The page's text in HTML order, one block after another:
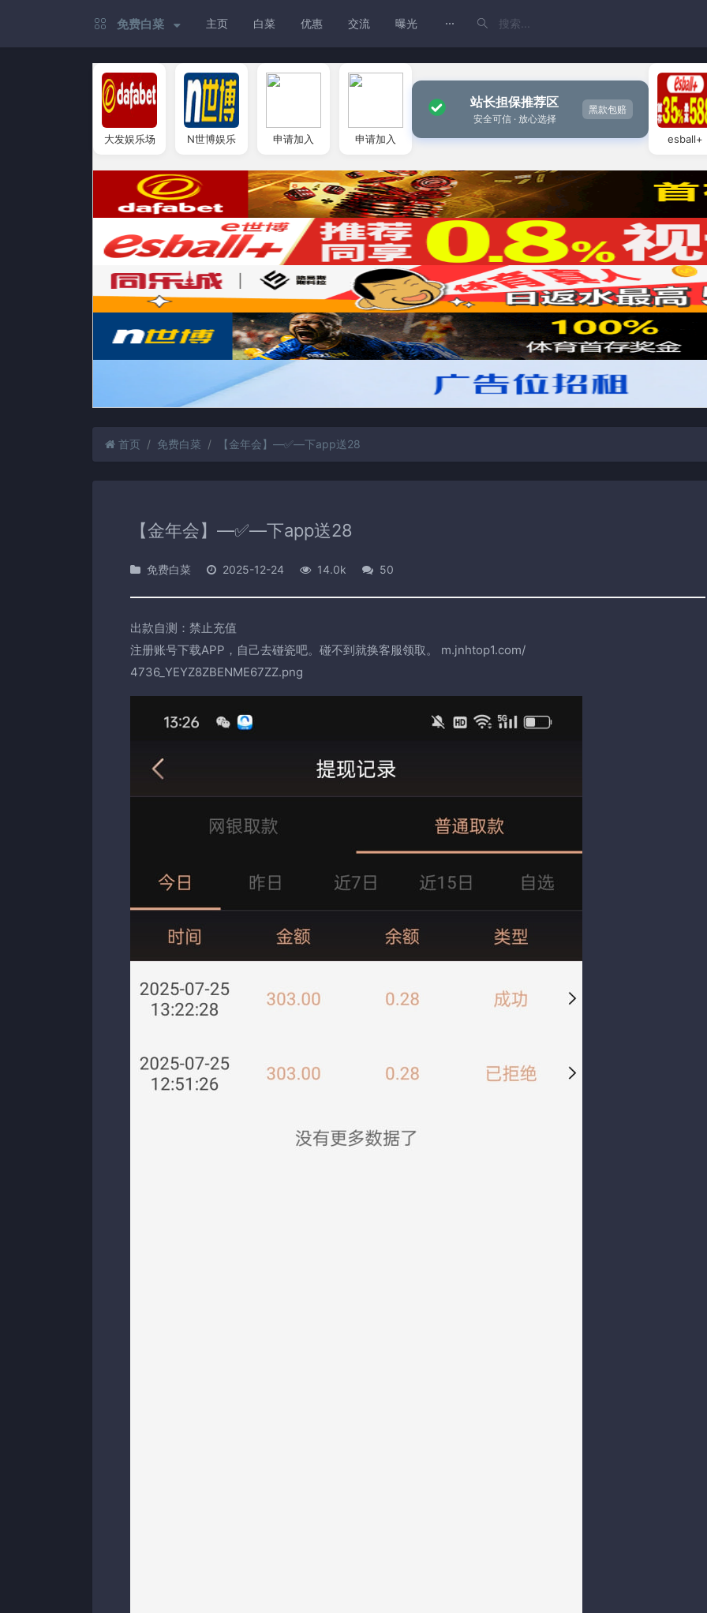
免费白菜 主页 白菜 优惠 交流 曝光
大发娱乐场 N世博娱乐 申请加入 申请加入
站长担保推荐区
安全可信 · 放心选择
黑款包赔
esball+
首页 免费白菜 【金年会】—✅—下app送28
【金年会】—✅—下app送28
免费白菜 2025-12-24 14.0k 50
出款自测：禁止充值
注册账号下载APP，自己去碰瓷吧。碰不到就换客服领取。 m.jnhtop1.com/
4736_YEYZ8ZBENME67ZZ.png